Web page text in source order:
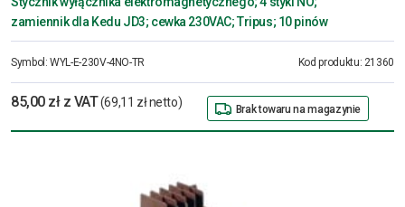
zamiennik dla Kedu JD3; cewka 230VAC; Tripus; 10 pinów
Symbol:WYL-E-230V-4NO-TR Kod produktu: 21360
85,00 zł z VAT(69,11 zł netto) Brak towaru na magazynie